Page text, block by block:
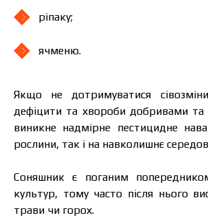
ріпаку;
ячменю.
Якщо не дотримуватися
дефіцити та хвороби добривами та
виникне надмірне пестицидне
рослини, так і на навколишнє
Соняшник є поганим
культур, тому часто після нього
трави чи горох.